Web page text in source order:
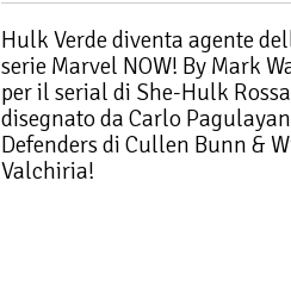
Hulk Verde diventa agente
serie Marvel NOW! By Mark
per il serial di She-Hulk
disegnato da Carlo
Defenders di Cullen Bunn &
Valchiria!